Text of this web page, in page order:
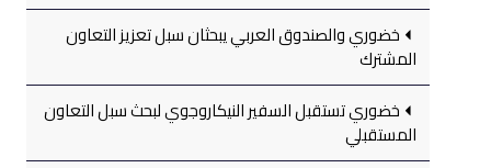
خضوري والصندوق العربي يبحثان سبل تعزيز التعاون
المشترك
خضوري تستقبل السفير النيكاروجوي لبحث سبل التعاون
المستقبلي